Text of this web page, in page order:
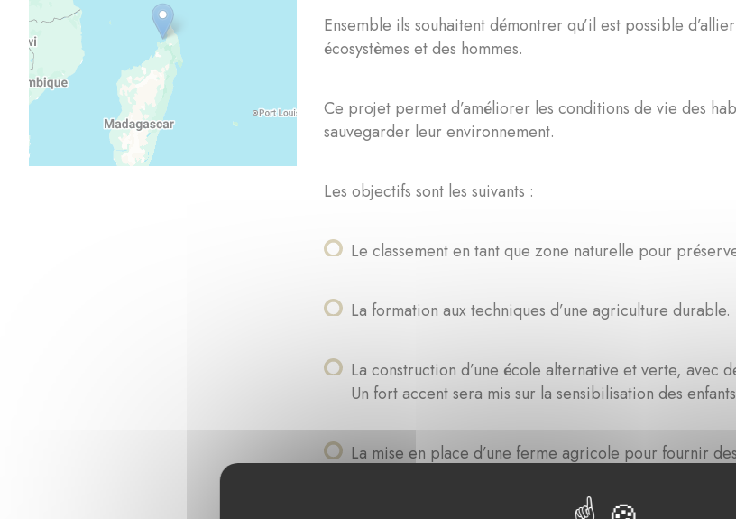
Ensemble ils souhaitent démontrer qu’il est possible
écosystèmes et des hommes.
Ce projet permet d’améliorer les conditions de vie des
sauvegarder leur environnement.
Les objectifs sont les suivants :
Le classement en tant que zone naturelle pour
La formation aux techniques d’une agriculture durable.
La construction d’une école alternative et verte, avec
Un fort accent sera mis sur la sensibilisation des
La mise en place d’une ferme agricole pour fournir